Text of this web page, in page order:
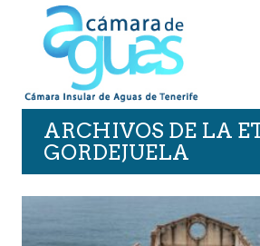
ARCHIVOS DE LA
GORDEJUELA